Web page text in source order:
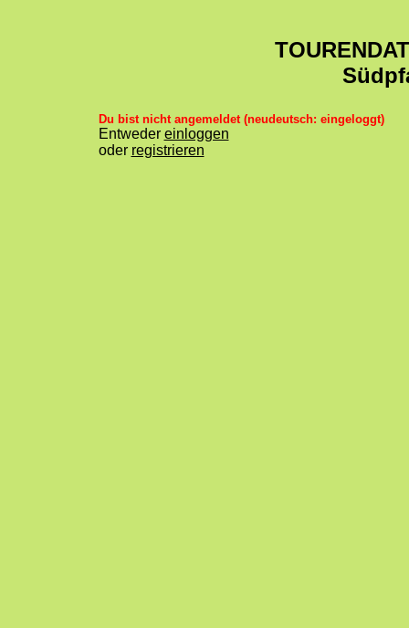
Du bist nicht angemeldet (neudeutsch: eingeloggt)
Entweder einloggen
oder registrieren